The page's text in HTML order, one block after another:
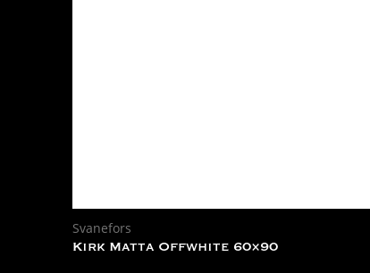
Svanefors
Kirk Matta Offwhite 60×90